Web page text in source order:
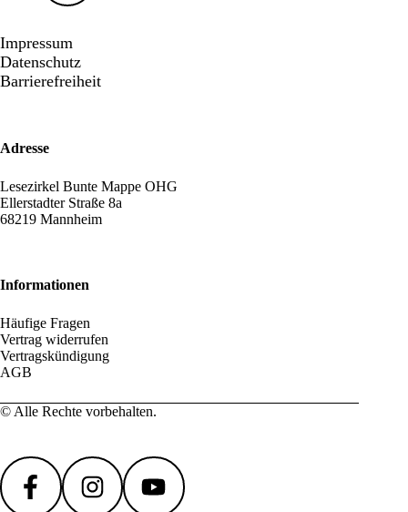
Impressum
Datenschutz
Barrierefreiheit
Adresse
Lesezirkel Bunte Mappe OHG
Ellerstadter Straße 8a
68219 Mannheim
Informationen
Häufige Fragen
Vertrag widerrufen
Vertragskündigung
AGB
© Alle Rechte vorbehalten.